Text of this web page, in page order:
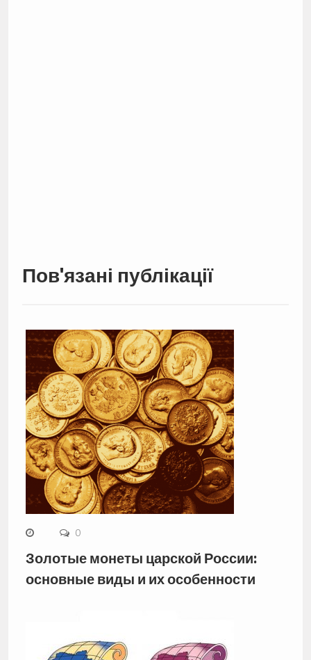
Пов'язані публікації
0
Золотые монеты царской России:
основные виды и их особенности